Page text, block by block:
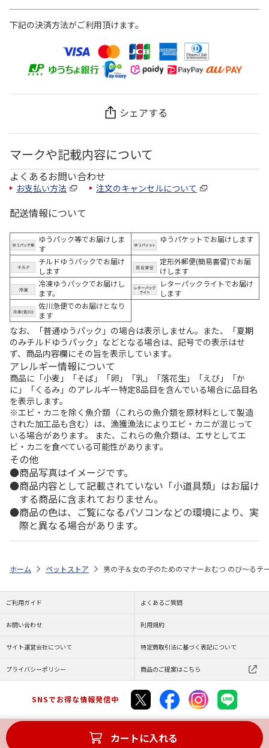
下記の決済方法がご利用頂けます。
シェアする
マークや記載内容について
よくあるお問い合わせ
お支払い方法 注文のキャンセルについて
配送情報について
ゆうパック等でお届けしま
す
ゆうパケットでお届けします
チルドゆうパックでお届け
します
定形外郵便(簡易書留)でお届
けします
冷凍ゆうパックでお届けし
ます。
レターパックライトでお届け
します
佐川急便でのお届けとなり
ます
なお、「普通ゆうパック」の場合は表示しません。また、「夏期
のみチルドゆうパック」などとなる場合は、記号での表示はせ
ず、商品内容欄にその旨を表示しています。
アレルギー情報について
商品に「小麦」「そば」「卵」「乳」「落花生」「えび」「か
に」「くるみ」のアレルギー特定8品目を含んでいる場合に品目名
を表示します。
※エビ・カニを除く魚介類（これらの魚介類を原材料として製造
された加工品も含む）は、漁獲漁法によりエビ・カニが混じって
いる場合があります。 また、これらの魚介類は、エサとしてエ
ビ・カニを食べている可能性があります。
その他
商品写真はイメージです。
商品内容として記載されていない「小道具類」はお届け
する商品に含まれておりません。
商品の色は、ご覧になるパソコンなどの環境により、実
際と異なる場合があります。
カートに入れる
ホーム ペットストア 男の子＆女の子のためのマナーおむつ のび～るテ
ご利用ガイド よくあるご質問
お問い合わせ 利用規約
サイト運営会社について 特定商取引法に基づく表記について
プライバシーポリシー 商品のご提案はこちら
SNSでお得な情報発信中